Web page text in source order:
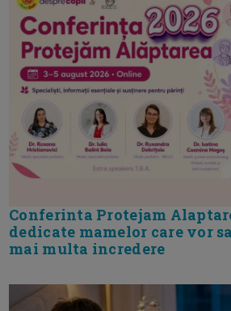
Conferinta Protejam
dedicate mamelor care vor
mai multa incredere